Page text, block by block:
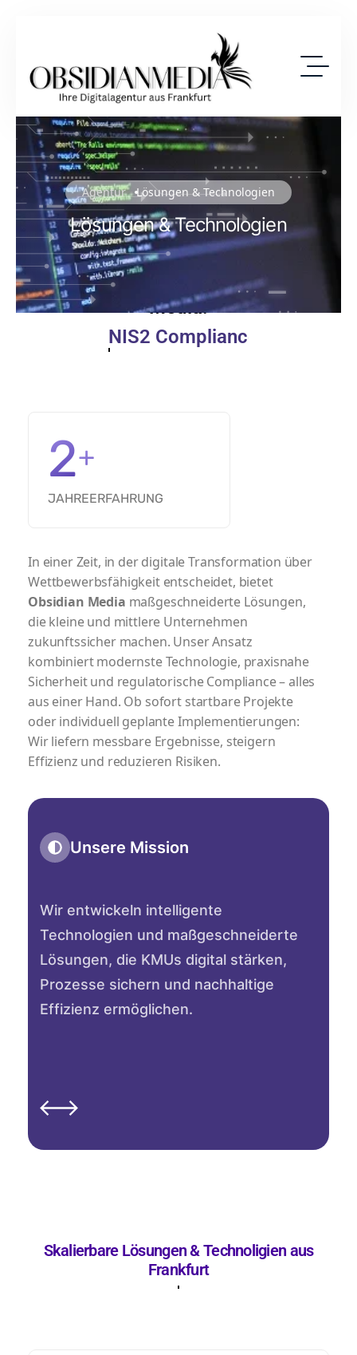
Agentur Lösungen & Technologien
Lösungen & Technologien
Starten Sie Jetzt Ihre Digitale
Transformation Mit Obsidian
Media:
Cyber Security
2+
JAHREERFAHRUNG
In einer Zeit, in der digitale Transformation über
Wettbewerbsfähigkeit entscheidet, bietet
Obsidian Media maßgeschneiderte Lösungen,
die kleine und mittlere Unternehmen
zukunftssicher machen. Unser Ansatz
kombiniert modernste Technologie, praxisnahe
Sicherheit und regulatorische Compliance – alles
aus einer Hand. Ob sofort startbare Projekte
oder individuell geplante Implementierungen:
Wir liefern messbare Ergebnisse, steigern
Effizienz und reduzieren Risiken.
Unsere Mission
Wir entwickeln intelligente
Technologien und maßgeschneiderte
Lösungen, die KMUs digital stärken,
Prozesse sichern und nachhaltige
Effizienz ermöglichen.
Skalierbare Lösungen & Technoligien aus
Frankfurt